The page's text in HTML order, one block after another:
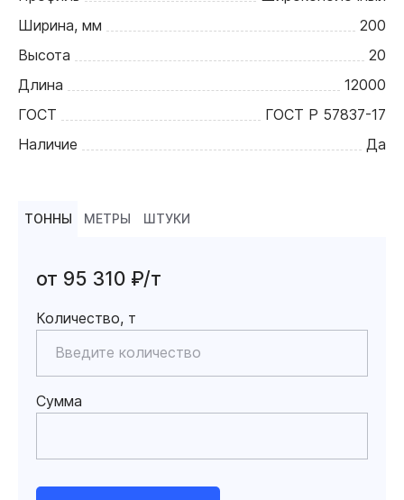
Ширина, мм
200
Высота
20
Длина
12000
ГОСТ
ГОСТ Р 57837-17
Наличие
Да
ТОННЫ МЕТРЫ ШТУКИ
от 95 310 ₽/т
Количество, т
Сумма